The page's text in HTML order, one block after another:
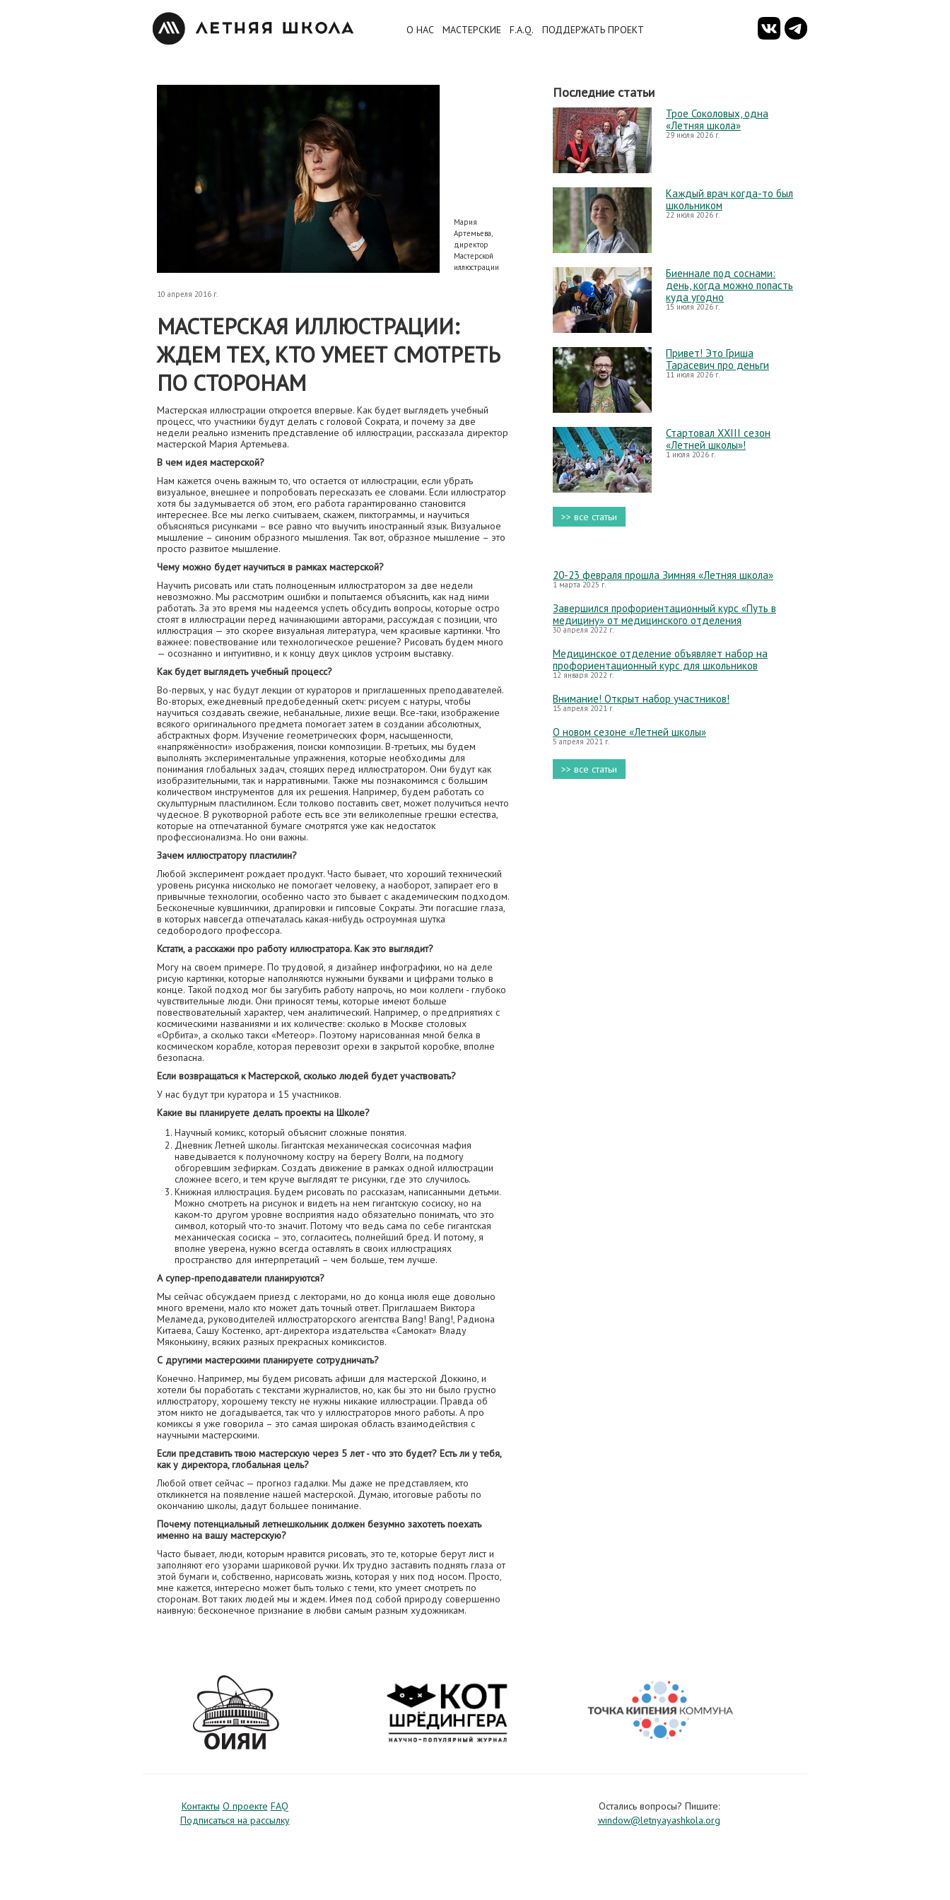
О НАС МАСТЕРСКИЕ F.A.Q. ПОДДЕРЖАТЬ ПРОЕКТ
Мария
Артемьева,
директор
Мастерской
иллюстрации
10 апреля 2016 г.
МАСТЕРСКАЯ ИЛЛЮСТРАЦИИ:
ЖДЕМ ТЕХ, КТО УМЕЕТ СМОТРЕТЬ
ПО СТОРОНАМ
Мастерская иллюстрации откроется впервые. Как будет выглядеть учебный
процесс, что участники будут делать с головой Сократа, и почему за две
недели реально изменить представление об иллюстрации, рассказала директор
мастерской Мария Артемьева.
В чем идея мастерской?
Нам кажется очень важным то, что остается от иллюстрации, если убрать
визуальное, внешнее и попробовать пересказать ее словами. Если иллюстратор
хотя бы задумывается об этом, его работа гарантированно становится
интереснее. Все мы легко считываем, скажем, пиктограммы, и научиться
объясняться рисунками – все равно что выучить иностранный язык. Визуальное
мышление – синоним образного мышления. Так вот, образное мышление – это
просто развитое мышление.
Чему можно будет научиться в рамках мастерской?
Научить рисовать или стать полноценным иллюстратором за две недели
невозможно. Мы рассмотрим ошибки и попытаемся объяснить, как над ними
работать. За это время мы надеемся успеть обсудить вопросы, которые остро
стоят в иллюстрации перед начинающими авторами, рассуждая с позиции, что
иллюстрация — это скорее визуальная литература, чем красивые картинки. Что
важнее: повествование или технологическое решение? Рисовать будем много
— осознанно и интуитивно, и к концу двух циклов устроим выставку.
Как будет выглядеть учебный процесс?
Во-первых, у нас будут лекции от кураторов и приглашенных преподавателей.
Во-вторых, ежедневный предобеденный скетч: рисуем с натуры, чтобы
научиться создавать свежие, небанальные, лихие вещи. Все-таки, изображение
всякого оригинального предмета помогает затем в создании абсолютных,
абстрактных форм. Изучение геометрических форм, насыщенности,
«напряжённости» изображения, поиски композиции. В-третьих, мы будем
выполнять экспериментальные упражнения, которые необходимы для
понимания глобальных задач, стоящих перед иллюстратором. Они будут как
изобразительными, так и нарративными. Также мы познакомимся с большим
количеством инструментов для их решения. Например, будем работать со
скульптурным пластилином. Если толково поставить свет, может получиться нечто
чудесное. В рукотворной работе есть все эти великолепные грешки естества,
которые на отпечатанной бумаге смотрятся уже как недостаток
профессионализма. Но они важны.
Зачем иллюстратору пластилин?
Любой эксперимент рождает продукт. Часто бывает, что хороший технический
уровень рисунка нисколько не помогает человеку, а наоборот, запирает его в
привычные технологии, особенно часто это бывает с академическим подходом.
Бесконечные кувшинчики, драпировки и гипсовые Сократы. Эти погасшие глаза,
в которых навсегда отпечаталась какая-нибудь остроумная шутка
седобородого профессора.
Кстати, а расскажи про работу иллюстратора. Как это выглядит?
Могу на своем примере. По трудовой, я дизайнер инфографики, но на деле
рисую картинки, которые наполняются нужными буквами и цифрами только в
конце. Такой подход мог бы загубить работу напрочь, но мои коллеги - глубоко
чувствительные люди. Они приносят темы, которые имеют больше
повествовательный характер, чем аналитический. Например, о предприятиях с
космическими названиями и их количестве: сколько в Москве столовых
«Орбита», а сколько такси «Метеор». Поэтому нарисованная мной белка в
космическом корабле, которая перевозит орехи в закрытой коробке, вполне
безопасна.
Если возвращаться к Мастерской, сколько людей будет участвовать?
У нас будут три куратора и 15 участников.
Какие вы планируете делать проекты на Школе?
Научный комикс, который объяснит сложные понятия.
Дневник Летней школы. Гигантская механическая сосисочная мафия
наведывается к полуночному костру на берегу Волги, на подмогу
обгоревшим зефиркам. Создать движение в рамках одной иллюстрации
сложнее всего, и тем круче выглядят те рисунки, где это случилось.
Книжная иллюстрация. Будем рисовать по рассказам, написанными детьми.
Можно смотреть на рисунок и видеть на нем гигантскую сосиску, но на
каком-то другом уровне восприятия надо обязательно понимать, что это
символ, который что-то значит. Потому что ведь сама по себе гигантская
механическая сосиска – это, согласитесь, полнейший бред. И потому, я
вполне уверена, нужно всегда оставлять в своих иллюстрациях
пространство для интерпретаций – чем больше, тем лучше.
А супер-преподаватели планируются?
Мы сейчас обсуждаем приезд с лекторами, но до конца июля еще довольно
много времени, мало кто может дать точный ответ. Приглашаем Виктора
Меламеда, руководителей иллюстраторского агентства Bang! Bang!, Радиона
Китаева, Сашу Костенко, арт-директора издательства «Самокат» Владу
Мяконькину, всяких разных прекрасных комиксистов.
С другими мастерскими планируете сотрудничать?
Конечно. Например, мы будем рисовать афиши для мастерской Доккино, и
хотели бы поработать с текстами журналистов, но, как бы это ни было грустно
иллюстратору, хорошему тексту не нужны никакие иллюстрации. Правда об
этом никто не догадывается, так что у иллюстраторов много работы. А про
комиксы я уже говорила – это самая широкая область взаимодействия с
научными мастерскими.
Если представить твою мастерскую через 5 лет - что это будет? Есть ли у тебя,
как у директора, глобальная цель?
Любой ответ сейчас — прогноз гадалки. Мы даже не представляем, кто
откликнется на появление нашей мастерской. Думаю, итоговые работы по
окончанию школы, дадут большее понимание.
Почему потенциальный летнешкольник должен безумно захотеть поехать
именно на вашу мастерскую?
Часто бывает, люди, которым нравится рисовать, это те, которые берут лист и
заполняют его узорами шариковой ручки. Их трудно заставить поднять глаза от
этой бумаги и, собственно, нарисовать жизнь, которая у них под носом. Просто,
мне кажется, интересно может быть только с теми, кто умеет смотреть по
сторонам. Вот таких людей мы и ждем. Имея под собой природу совершенно
наивную: бесконечное признание в любви самым разным художникам.
Последние статьи
Трое Соколовых, одна
«Летняя школа»
29 июля 2026 г.
Каждый врач когда-то был
школьником
22 июля 2026 г.
Биеннале под соснами:
день, когда можно попасть
куда угодно
15 июля 2026 г.
Привет! Это Гриша
Тарасевич про деньги
11 июля 2026 г.
Стартовал XXIII сезон
«Летней школы»!
1 июля 2026 г.
>> все статьи
20-23 февраля прошла Зимняя «Летняя школа»
1 марта 2025 г.
Завершился профориентационный курс «Путь в
медицину» от медицинского отделения
30 апреля 2022 г.
Медицинское отделение объявляет набор на
профориентационный курс для школьников
12 января 2022 г.
Внимание! Открыт набор участников!
15 апреля 2021 г.
О новом сезоне «Летней школы»
5 апреля 2021 г.
>> все статьи
Контакты О проекте FAQ
Подписаться на рассылку
Остались вопросы? Пишите:
window@letnyayashkola.org